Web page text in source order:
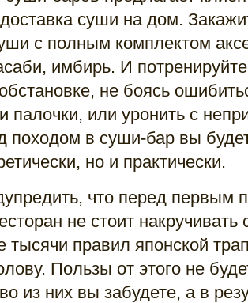
доставка суши на дом.
с полным комплектом
имбирь. И
не боясь
палочки, или уронить с
походом в суши-бар вы
но и практически.
что перед первым
не стоит
тысячи правил японской
Пользы от этого не
из них вы забудете, а в